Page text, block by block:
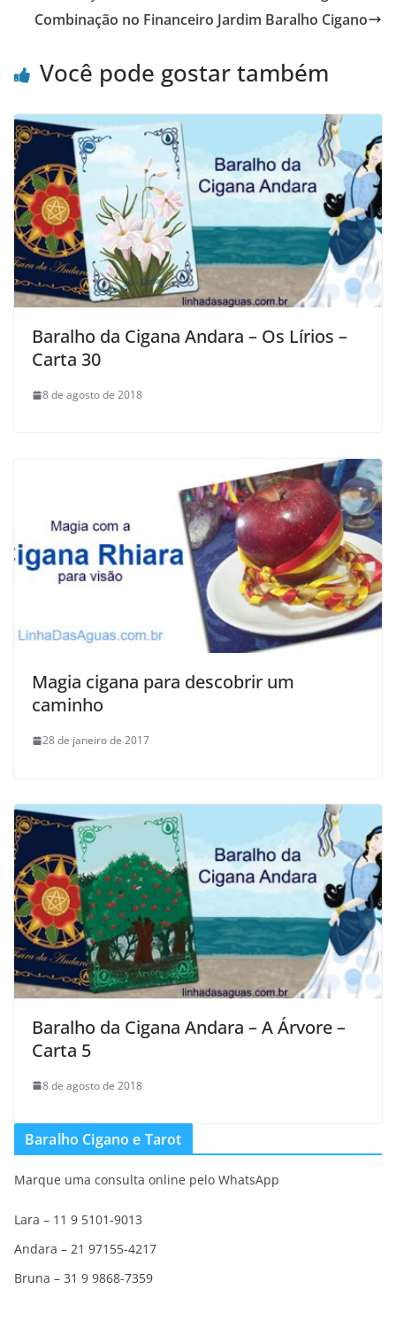
Combinação no Financeiro Jardim Baralho Cigano
Você pode gostar também
Baralho da Cigana Andara – Os Lírios –
Carta 30
8 de agosto de 2018
Magia cigana para descobrir um
caminho
28 de janeiro de 2017
Baralho da Cigana Andara – A Árvore –
Carta 5
8 de agosto de 2018
Baralho Cigano e Tarot
Marque uma consulta online pelo WhatsApp
Lara – 11 9 5101-9013
Andara – 21 97155-4217
Bruna – 31 9 9868-7359